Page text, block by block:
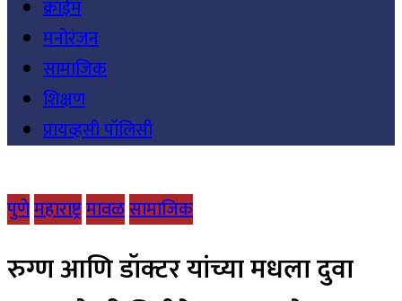
क्राईम
मनोरंजन
सामाजिक
शिक्षण
प्रायव्हसी पॉलिसी
पुणेमहाराष्ट्रमावळसामाजिक
रुग्ण आणि डॉक्टर यांच्या मधला दुवा